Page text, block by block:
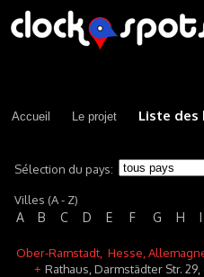
Accueil Le projet Liste des
Sélection du pays:
Villes (A - Z)
A B C D E F G H I
Ober-Ramstadt , Hesse,
+ Rathaus, Darmstädter Str.